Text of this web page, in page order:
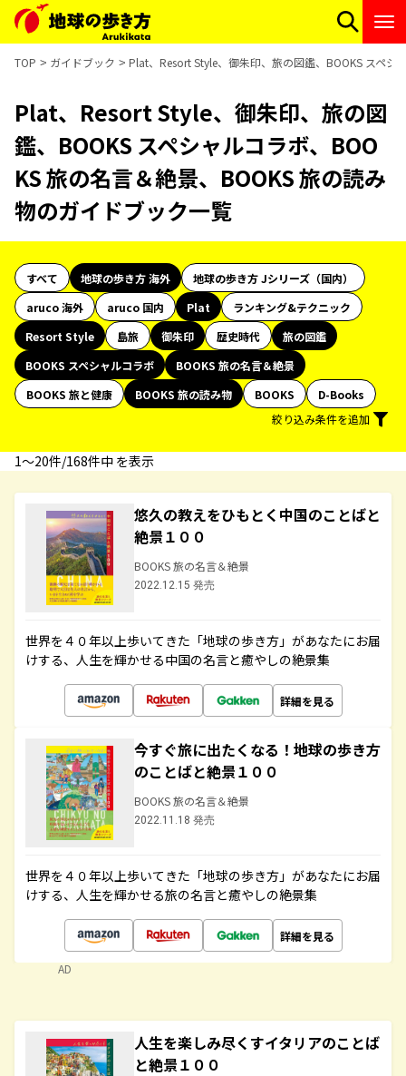
TOP ガイドブック Plat、Resort Style、御朱印、旅の図鑑、BOOKS スペシ
Plat、Resort Style、御朱印、旅の図
鑑、BOOKS スペシャルコラボ、BOO
KS 旅の名言＆絶景、BOOKS 旅の読み
物のガイドブック一覧
すべて 地球の歩き方 海外
地球の歩き方 Jシリーズ（国内）
aruco 海外
aruco 国内 Plat
ランキング&テクニック
Resort Style
島旅 御朱印 歴史時代
旅の図鑑
BOOKS スペシャルコラボ
BOOKS 旅の名言＆絶景
BOOKS 旅と健康
BOOKS 旅の読み物 BOOKS
D-Books
絞り込み条件を追加
1〜20件/168件中 を表示
悠久の教えをひもとく中国のことばと
絶景１００
BOOKS 旅の名言＆絶景
2022.12.15 発売
世界を４０年以上歩いてきた「地球の歩き方」があなたにお届
けする、人生を輝かせる中国の名言と癒やしの絶景集
詳細を見る
今すぐ旅に出たくなる！地球の歩き方
のことばと絶景１００
BOOKS 旅の名言＆絶景
2022.11.18 発売
世界を４０年以上歩いてきた「地球の歩き方」があなたにお届
けする、人生を輝かせる旅の名言と癒やしの絶景集
詳細を見る
AD
人生を楽しみ尽くすイタリアのことば
と絶景１００